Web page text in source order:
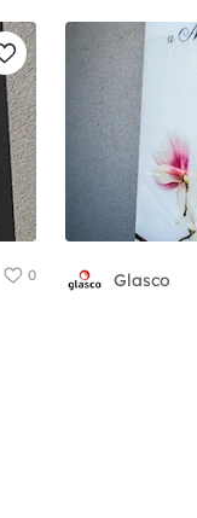
0 Glasco